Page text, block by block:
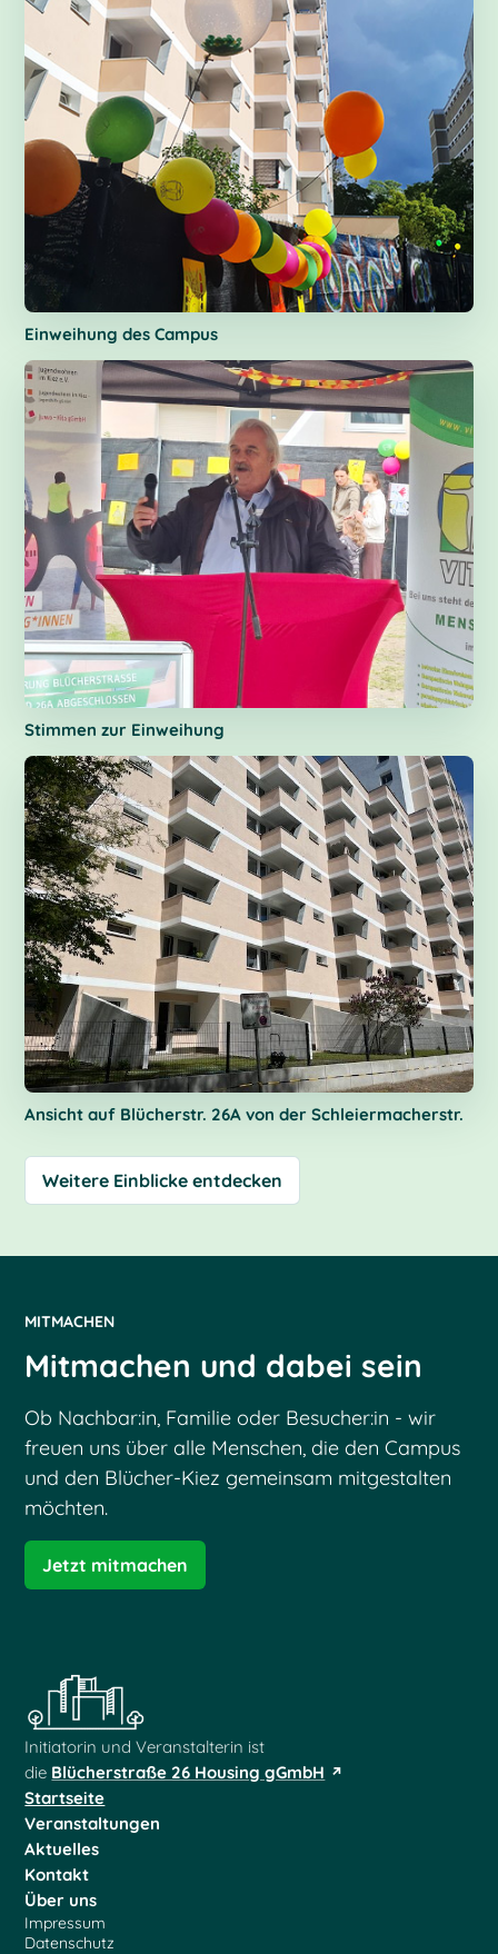
Einweihung des Campus
Stimmen zur Einweihung
Ansicht auf Blücherstr. 26A von der Schleiermacherstr.
Weitere Einblicke entdecken
MITMACHEN
Mitmachen und dabei sein
Ob Nachbar:in, Familie oder Besucher:in - wir
freuen uns über alle Menschen, die den Campus
und den Blücher-Kiez gemeinsam mitgestalten
möchten.
Jetzt mitmachen
Initiatorin und Veranstalterin ist
die Blücherstraße 26 Housing gGmbH
Startseite
Veranstaltungen
Aktuelles
Kontakt
Über uns
Impressum
Datenschutz